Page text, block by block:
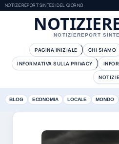
NOTIZIEREPORT SINTESI DEL GIORNO
NOTIZIEREPORT
PAGINA INIZIALE CHI SIAMO
INFORMATIVA SULLA PRIVACY
NOTIZIE
BLOG ECONOMIA LOCALE MONDO